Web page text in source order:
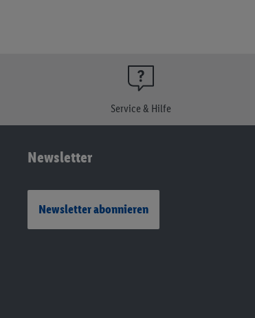
Service & Hilfe
Newsletter
Newsletter abonnieren